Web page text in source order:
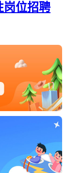
岗位招聘